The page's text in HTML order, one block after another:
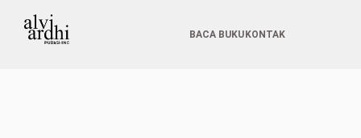
BACA BUKU KONTAK